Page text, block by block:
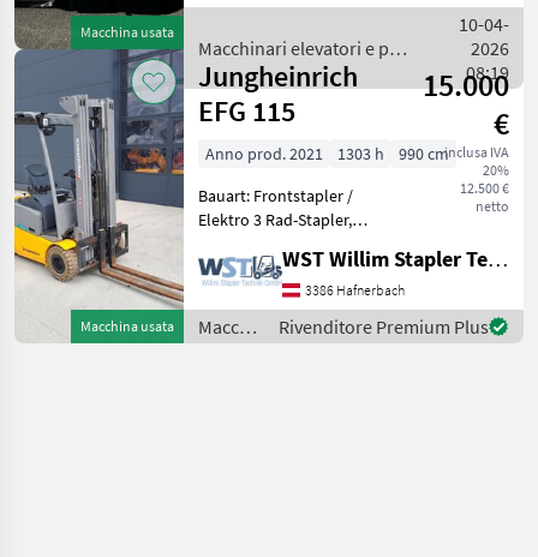
Macchina usata
Batterie: PzS Bj. 2026 24V
375Ah
Macchinari elevatori e per
magazzino / Crown
10-04-
2026
08:19
Macchina usata
Jungheinrich
EFG 115
15.000
€
inclusa IVA
20%
12.500 €
netto
Anno prod. 2021 1303 h
990 cm
Bauart: Frontstapler /
Elektro 3 Rad-Stapler,
5000mm, Bauhöhe:
2220mm, Gabellänge:
1150mm, Batterie:
Jungheinrich PzS Bj. 2021
WST Willim Stapler Technik GmbH
3386 Hafnerbach
Macchinari
elevatori
Rivenditore Premium Plus